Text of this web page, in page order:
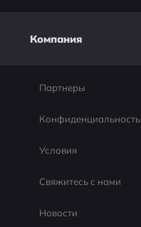
Компания
Партнеры
Конфиденциальность
Условия
Свяжитесь с нами
Новости